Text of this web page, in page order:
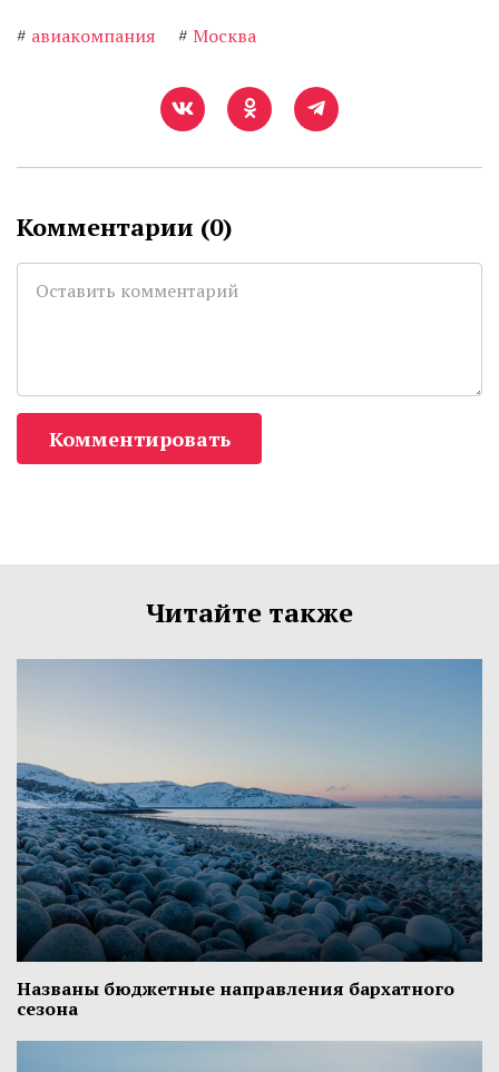
# авиакомпания # Москва
Комментарии (0)
Комментировать
Читайте также
Названы бюджетные направления бархатного
сезона